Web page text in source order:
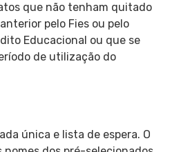
que não tenham quitado
pelo Fies ou pelo
Educacional ou que se
de utilização do
única e lista de espera. O